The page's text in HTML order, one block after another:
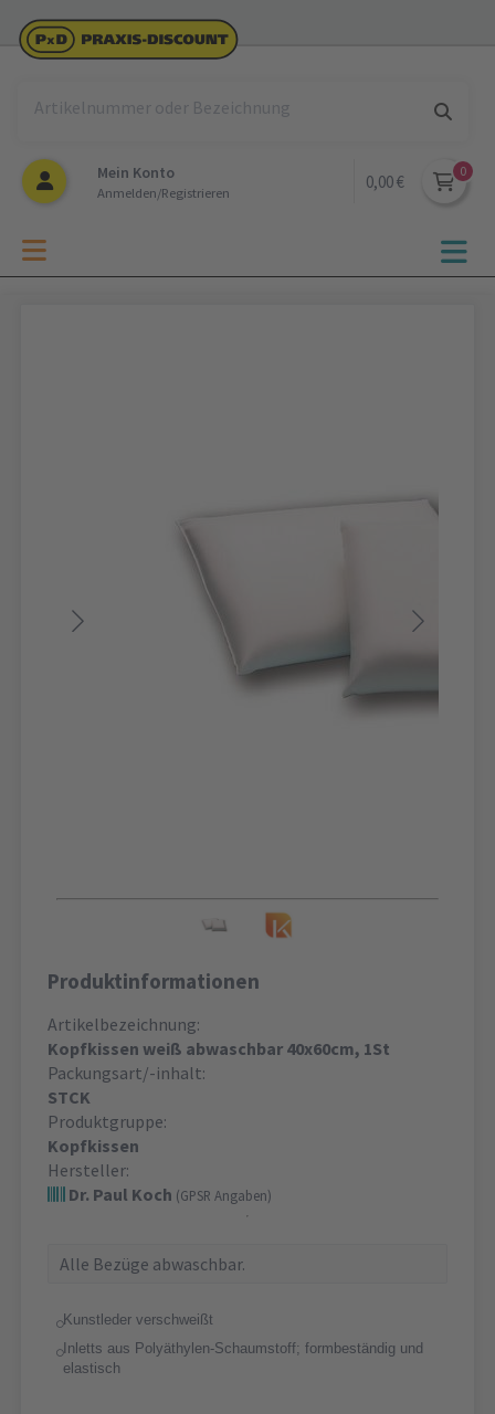
Mein Konto
Anmelden/Registrieren
0,00 €
Produktinformationen
Artikelbezeichnung:
Kopfkissen weiß abwaschbar 40x60cm, 1St
Packungsart/-inhalt:
STCK
Produktgruppe:
Kopfkissen
Hersteller:
Dr. Paul Koch (GPSR Angaben)
Alle Bezüge abwaschbar.
Kunstleder verschweißt
Inletts aus Polyäthylen-Schaumstoff; formbeständig und
elastisch